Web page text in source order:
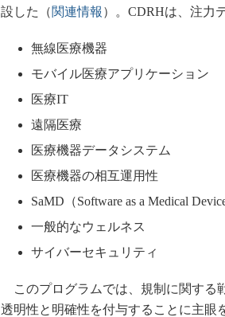
設した（関連情報 ）。CDRHは、注力
無線医療機器
モバイル医療アプリケーション
医療IT
遠隔医療
医療機器データシステム
医療機器の相互運用性
SaMD（Software as a Medical Device
一般的なウェルネス
サイバーセキュリティ
このプログラムでは、規制に関する
透明性と明確性を付与することに主眼